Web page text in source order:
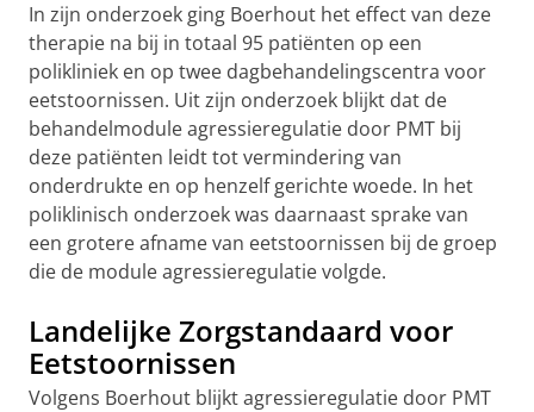
In zijn onderzoek ging Boerhout het effect van deze
therapie na bij in totaal 95 patiënten op een
polikliniek en op twee dagbehandelingscentra voor
eetstoornissen. Uit zijn onderzoek blijkt dat de
behandelmodule agressieregulatie door PMT bij
deze patiënten leidt tot vermindering van
onderdrukte en op henzelf gerichte woede. In het
poliklinisch onderzoek was daarnaast sprake van
een grotere afname van eetstoornissen bij de groep
die de module agressieregulatie volgde.
Landelijke Zorgstandaard voor
Eetstoornissen
Volgens Boerhout blijkt agressieregulatie door PMT